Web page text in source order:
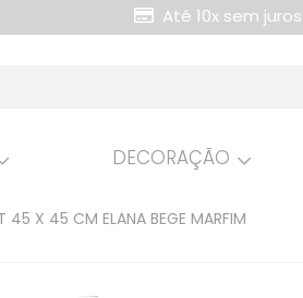
Até 10x sem juros
Retire Grátis na loja
DECORAÇÃO
X 45 CM ELANA BEGE MARFIM